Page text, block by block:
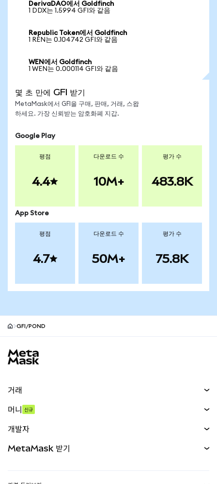
DerivaDAO에서 Goldfinch
1 DDX는 1.5994 GFI와 같음
Republic Token에서 Goldfinch
1 REN는 0.104742 GFI와 같음
WEN에서 Goldfinch
1 WEN는 0.000114 GFI와 같음
몇 초 만에 GFI 받기
MetaMask에서 GFI을 구매, 판매, 거래, 스왑
하세요. 가장 신뢰받는 암호화폐 지갑.
Google Play
평점
4.4
다운로드 수
10M+
평가 수
483.8K
App Store
평점
4.7
다운로드 수
50M+
평가 수
75.8K
GFI/POND
거래
무기한 선물
실물자산
머니 신규
개발자
MetaMask 받기